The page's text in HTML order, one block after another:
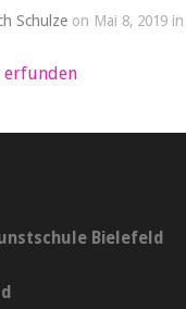
Schulze on Mai 8, 2019 in
erfunden
Bielefeld